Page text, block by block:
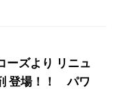
ーズより リニュ
登場！！ パワ